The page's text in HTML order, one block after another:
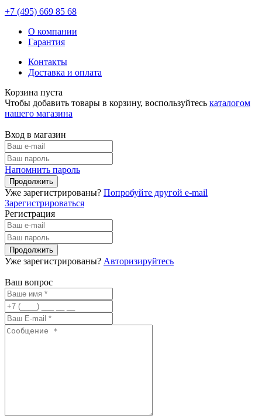
+7 (495) 669 85 68
О компании
Гарантия
Контакты
Доставка и оплата
Корзина пуста
Чтобы добавить товары в корзину, воспользуйтесь каталогом
нашего магазина
Вход в магазин
Напомнить пароль
Уже зарегистрированы? Попробуйте другой e-mail
Зарегистрироваться
Регистрация
Уже зарегистрированы? Авторизируйтесь
Ваш вопрос